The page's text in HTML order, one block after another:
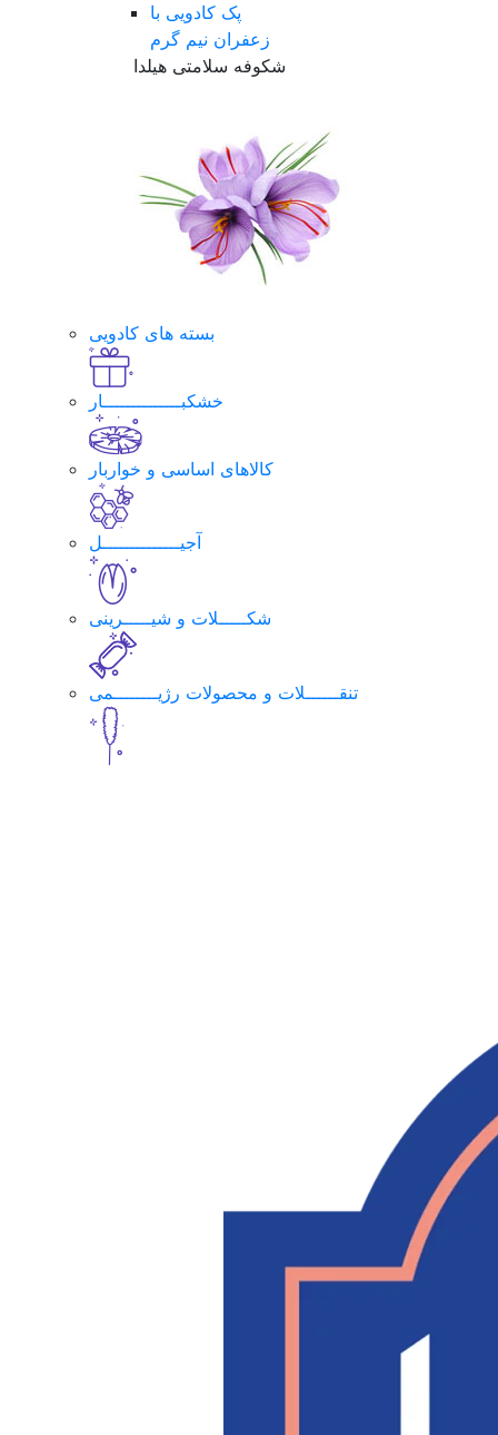
پک کادویی با
زعفران نیم گرم
شکوفه سلامتی هیلدا
بسته های کادویی
خشکبــــــــــــــار
کالاهای اساسی و خواربار
آجیــــــــــــــل
شکـــــلات و شیـــــرینی
تنقــــــلات و محصولات رژیــــــــمی